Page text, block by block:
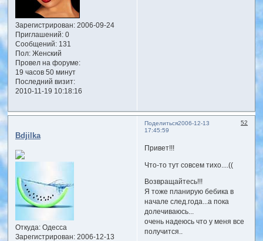
Зарегистрирован: 2006-09-24
Приглашений:0
Сообщений:131
Пол:Женский
Провел на форуме:
19 часов 50 минут
Последний визит:
2010-11-19 10:18:16
Поделиться 52
2006-12-13
17:45:59
Bdjilka
Откуда:Одесса
Зарегистрирован: 2006-12-13
Привет!!!
Что-то тут совсем тихо....((
Возвращайтесь!!!
Я тоже планирую бебика в
начале след.года...а пока
долечиваюсь...
очень надеюсь что у меня все
получится..